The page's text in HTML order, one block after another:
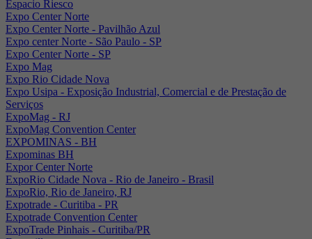
Espacio Riesco
Expo Center Norte
Expo Center Norte - Pavilhão Azul
Expo center Norte - São Paulo - SP
Expo Center Norte - SP
Expo Mag
Expo Rio Cidade Nova
Expo Usipa - Exposição Industrial, Comercial e de Prestação de
Serviços
ExpoMag - RJ
ExpoMag Convention Center
EXPOMINAS - BH
Expominas BH
Expor Center Norte
ExpoRio Cidade Nova - Rio de Janeiro - Brasil
ExpoRio, Rio de Janeiro, RJ
Expotrade - Curitiba - PR
Expotrade Convention Center
ExpoTrade Pinhais - Curitiba/PR